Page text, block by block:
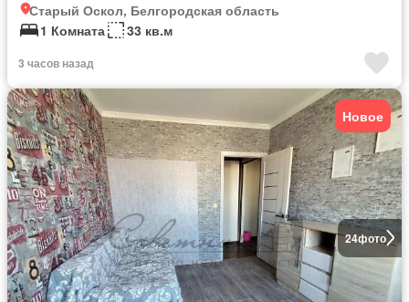
Старый Оскол, Белгородская область
1 Комната
33 кв.м
3 часов назад
24фото
Новое